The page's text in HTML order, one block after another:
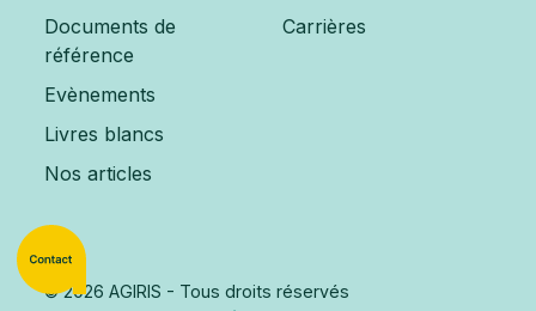
Documents de
référence
Evènements
Livres blancs
Nos articles
Carrières
© 2026 AGIRIS - Tous droits réservés